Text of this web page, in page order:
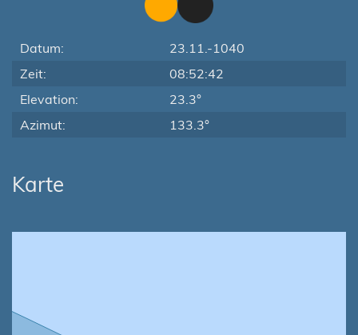
Datum:
23.11.-1040
Zeit:
08:52:42
Elevation:
23.3°
Azimut:
133.3°
Karte